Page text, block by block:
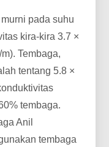
pada suhu
kira-kira 3.7 ×
Tembaga,
tentang 5.8 ×
tembaga.
Anil
tembaga